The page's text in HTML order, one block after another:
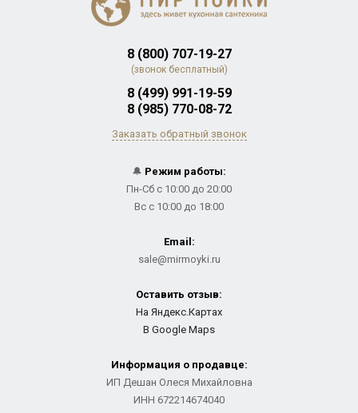
8 (800) 707-19-27
(звонок бесплатный)
8 (499) 991-19-59
8 (985) 770-08-72
Заказать обратный звонок
🔔 Режим работы:
Пн-Сб с 10:00 до 20:00
Вс с 10:00 до 18:00
Email:
sale@mirmoyki.ru
Оставить отзыв:
На Яндекс.Картах
В Google Maps
Информация о продавце:
ИП Дешан Олеся Михайловна
ИНН 672214674040